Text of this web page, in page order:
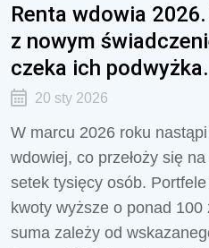
Renta wdowia
z nowym
czeka ich
20 sty 2026
W marcu 2026 roku
wdowiej, co przełoży się
setek tysięcy osób.
kwoty wyższe o ponad 100
suma zależy od